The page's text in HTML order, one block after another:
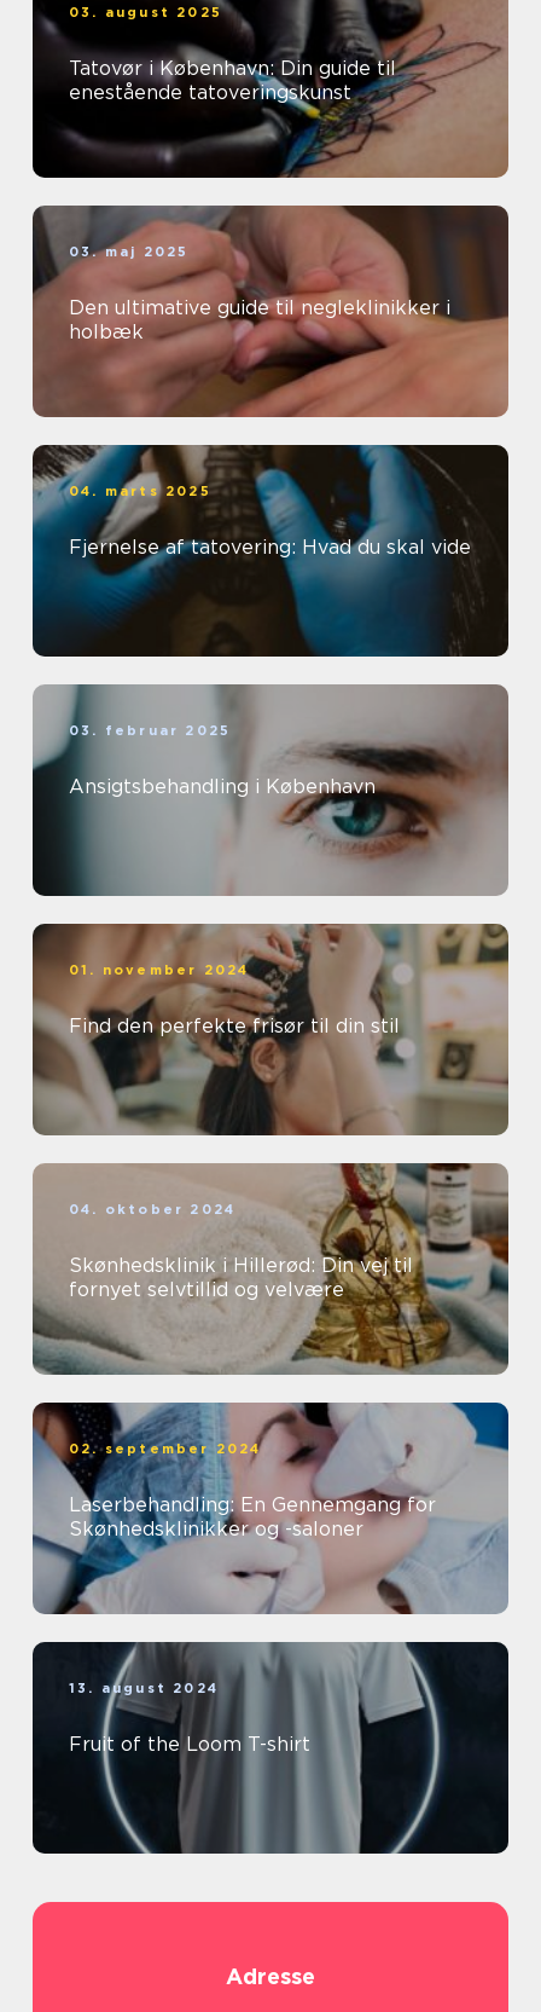
03. august 2025
Tatovør i København: Din guide til
enestående tatoveringskunst
03. maj 2025
Den ultimative guide til negleklinikker i
holbæk
04. marts 2025
Fjernelse af tatovering: Hvad du skal vide
03. februar 2025
Ansigtsbehandling i København
01. november 2024
Find den perfekte frisør til din stil
04. oktober 2024
Skønhedsklinik i Hillerød: Din vej til
fornyet selvtillid og velvære
02. september 2024
Laserbehandling: En Gennemgang for
Skønhedsklinikker og -saloner
13. august 2024
Fruit of the Loom T-shirt
Adresse